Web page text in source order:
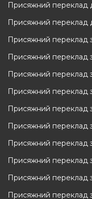
Присяжний переклад
Присяжний переклад
Присяжний переклад
Присяжний переклад з
Присяжний переклад з
Присяжний переклад з
Присяжний переклад з
Присяжний переклад
Присяжний переклад
Присяжний переклад
Присяжний переклад з
Присяжний переклад